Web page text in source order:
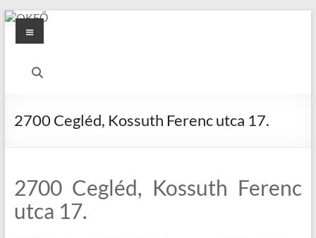
Skip
content
OKFŐ
Menu
2700 Cegléd, Kossuth Ferenc utca 17.
2700 Cegléd, Kossuth Ferenc
utca 17.